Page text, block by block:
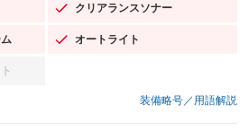
クリアランスソナー
：装備あり
オートライト
：装備あり
装備略号／用語解説